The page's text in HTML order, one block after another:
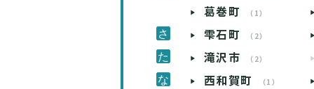
葛巻町 （1）
雫石町 （2）
滝沢市 （2）
西和賀町 （1）